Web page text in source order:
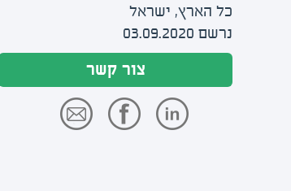
כל הארץ, ישראל
נרשם 03.09.2020
צור קשר